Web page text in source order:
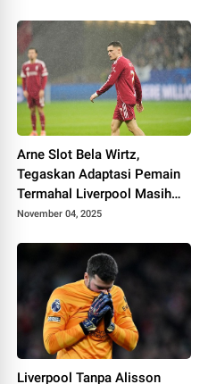
Arne Slot Bela Wirtz,
Tegaskan Adaptasi Pemain
Termahal Liverpool Masih
Berproses
November 04, 2025
Liverpool Tanpa Alisson